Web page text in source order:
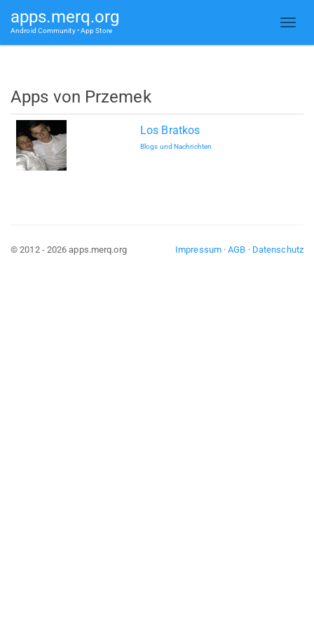
apps.merq.org
Android Community • App Store
Apps von Przemek
Los Bratkos
Blogs und Nachrichten
Impressum·AGB · Datenschutz
© 2012 - 2026 apps.merq.org